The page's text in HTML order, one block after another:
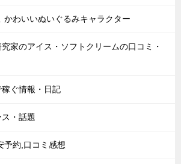
かわいいぬいぐるみキャラクター
家のアイス・ソフトクリームの口コミ・
ぐ情報・日記
・話題
予約,口コミ感想